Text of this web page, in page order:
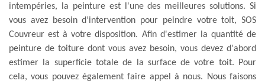
intempéries, la peinture est l'une des meilleures solutions. Si
vous avez besoin d’intervention pour peindre votre toit, SOS
Couvreur est à votre disposition. Afin d'estimer la quantité de
peinture de toiture dont vous avez besoin, vous devez d'abord
estimer la superficie totale de la surface de votre toit. Pour
cela, vous pouvez également faire appel à nous. Nous faisons